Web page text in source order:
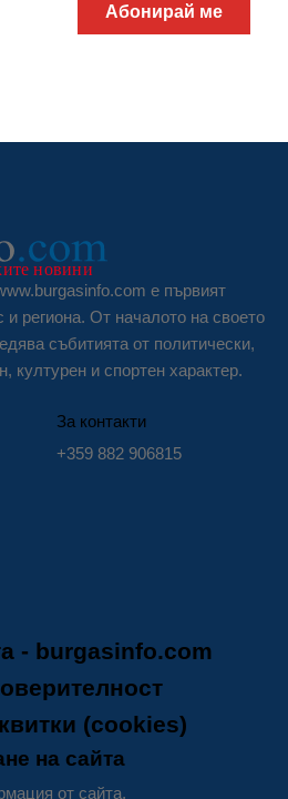
Абонирай ме
е първият
и региона. От началото на своето
събитията от политически,
културен и спортен характер.
За контакти
+359 882 906815
- burgasinfo.com
(cookies)
на сайта
от сайта,